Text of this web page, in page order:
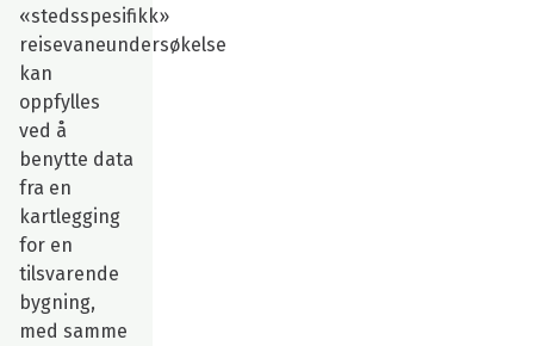
«stedsspesifikk»
reisevaneundersøkelse
kan
oppfylles
ved å
benytte data
fra en
kartlegging
for en
tilsvarende
bygning,
med samme